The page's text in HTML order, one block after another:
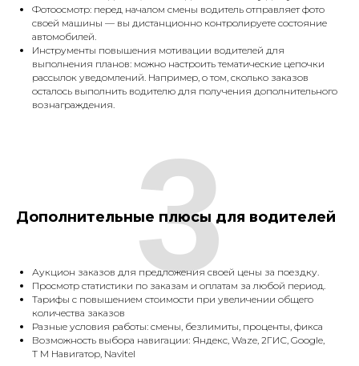
Фотоосмотр: перед началом смены водитель отправляет фото
своей машины — вы дистанционно контролируете состояние
автомобилей.
Инструменты повышения мотивации водителей для
выполнения планов: можно настроить тематические цепочки
рассылок уведомлений. Например, о том, сколько заказов
осталось выполнить водителю для получения дополнительного
вознаграждения.
Дополнительные плюсы для водителей
Аукцион заказов для предложения своей цены за поездку.
Просмотр статистики по заказам и оплатам за любой период.
Тарифы с повышением стоимости при увеличении общего
количества заказов
Разные условия работы: смены, безлимиты, проценты, фикса
Возможность выбора навигации: Яндекс, Waze, 2ГИС, Google,
Т М Навигатор, Navitel
3